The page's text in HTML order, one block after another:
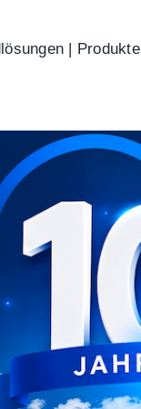
| Produkte